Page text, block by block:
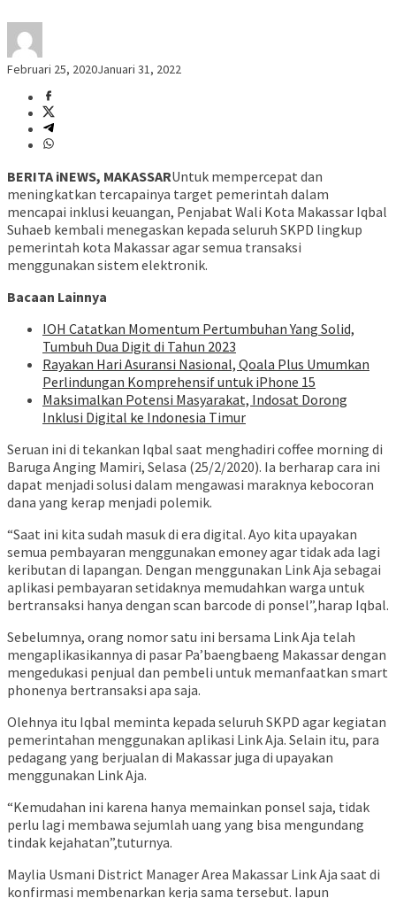
Februari 25, 2020Januari 31, 2022
BERITA iNEWS, MAKASSARUntuk mempercepat dan
meningkatkan tercapainya target pemerintah dalam
mencapai inklusi keuangan, Penjabat Wali Kota Makassar Iqbal
Suhaeb kembali menegaskan kepada seluruh SKPD lingkup
pemerintah kota Makassar agar semua transaksi
menggunakan sistem elektronik.
Bacaan Lainnya
IOH Catatkan Momentum Pertumbuhan Yang Solid,
Tumbuh Dua Digit di Tahun 2023
Rayakan Hari Asuransi Nasional, Qoala Plus Umumkan
Perlindungan Komprehensif untuk iPhone 15
Maksimalkan Potensi Masyarakat, Indosat Dorong
Inklusi Digital ke Indonesia Timur
Seruan ini di tekankan Iqbal saat menghadiri coffee morning di
Baruga Anging Mamiri, Selasa (25/2/2020). Ia berharap cara ini
dapat menjadi solusi dalam mengawasi maraknya kebocoran
dana yang kerap menjadi polemik.
“Saat ini kita sudah masuk di era digital. Ayo kita upayakan
semua pembayaran menggunakan emoney agar tidak ada lagi
keributan di lapangan. Dengan menggunakan Link Aja sebagai
aplikasi pembayaran setidaknya memudahkan warga untuk
bertransaksi hanya dengan scan barcode di ponsel”,harap Iqbal.
Sebelumnya, orang nomor satu ini bersama Link Aja telah
mengaplikasikannya di pasar Pa’baengbaeng Makassar dengan
mengedukasi penjual dan pembeli untuk memanfaatkan smart
phonenya bertransaksi apa saja.
Olehnya itu Iqbal meminta kepada seluruh SKPD agar kegiatan
pemerintahan menggunakan aplikasi Link Aja. Selain itu, para
pedagang yang berjualan di Makassar juga di upayakan
menggunakan Link Aja.
“Kemudahan ini karena hanya memainkan ponsel saja, tidak
perlu lagi membawa sejumlah uang yang bisa mengundang
tindak kejahatan”,tuturnya.
Maylia Usmani District Manager Area Makassar Link Aja saat di
konfirmasi membenarkan kerja sama tersebut. Iapun